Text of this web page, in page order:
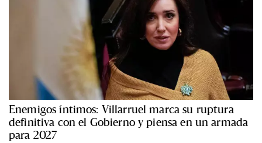
Enemigos íntimos: Villarruel marca su ruptura
definitiva con el Gobierno y piensa en un armada
para 2027